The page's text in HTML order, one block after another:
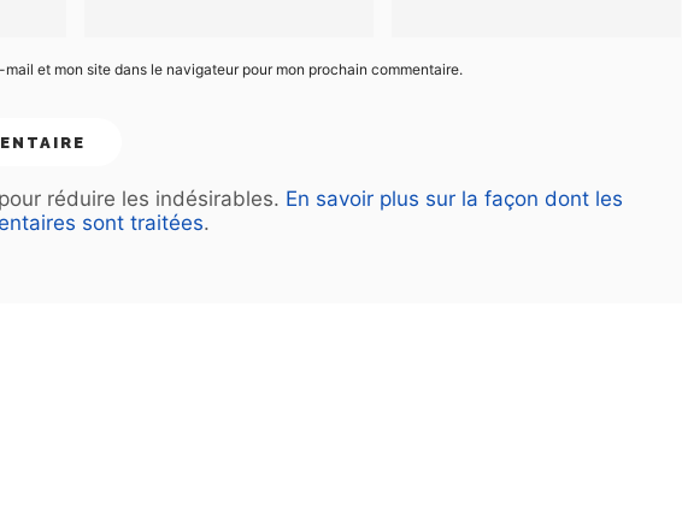
mail et mon site dans le navigateur pour mon prochain commentaire.
réduire les indésirables. En savoir plus sur la façon dont les
sont traitées.